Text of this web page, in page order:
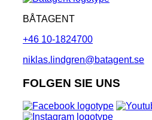
BÅTAGENT
+46 10-1824700
niklas.lindgren@batagent.se
FOLGEN SIE UNS